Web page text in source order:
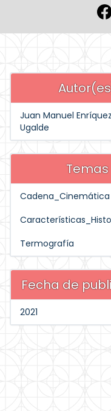
Juan Manuel Enríquez
Ugalde
Temas
Cadena_Cinemática
Termografía
Fecha de
2021